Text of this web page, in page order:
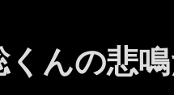
くんの悲